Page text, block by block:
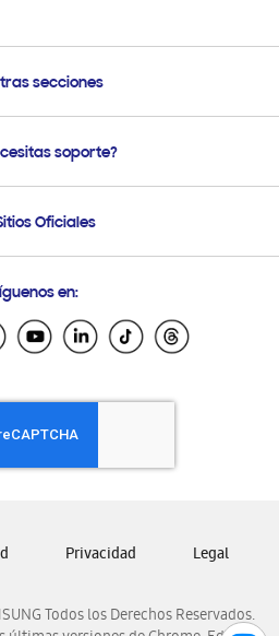
secciones
Soporte
de Compra
soporte?
vía eMail
Oficiales
Ecuador
El Salvador
Honduras
Nicaragua
Panamá
Venezuela
en:
Todos los Derechos Reservados.
Privacidad Legal